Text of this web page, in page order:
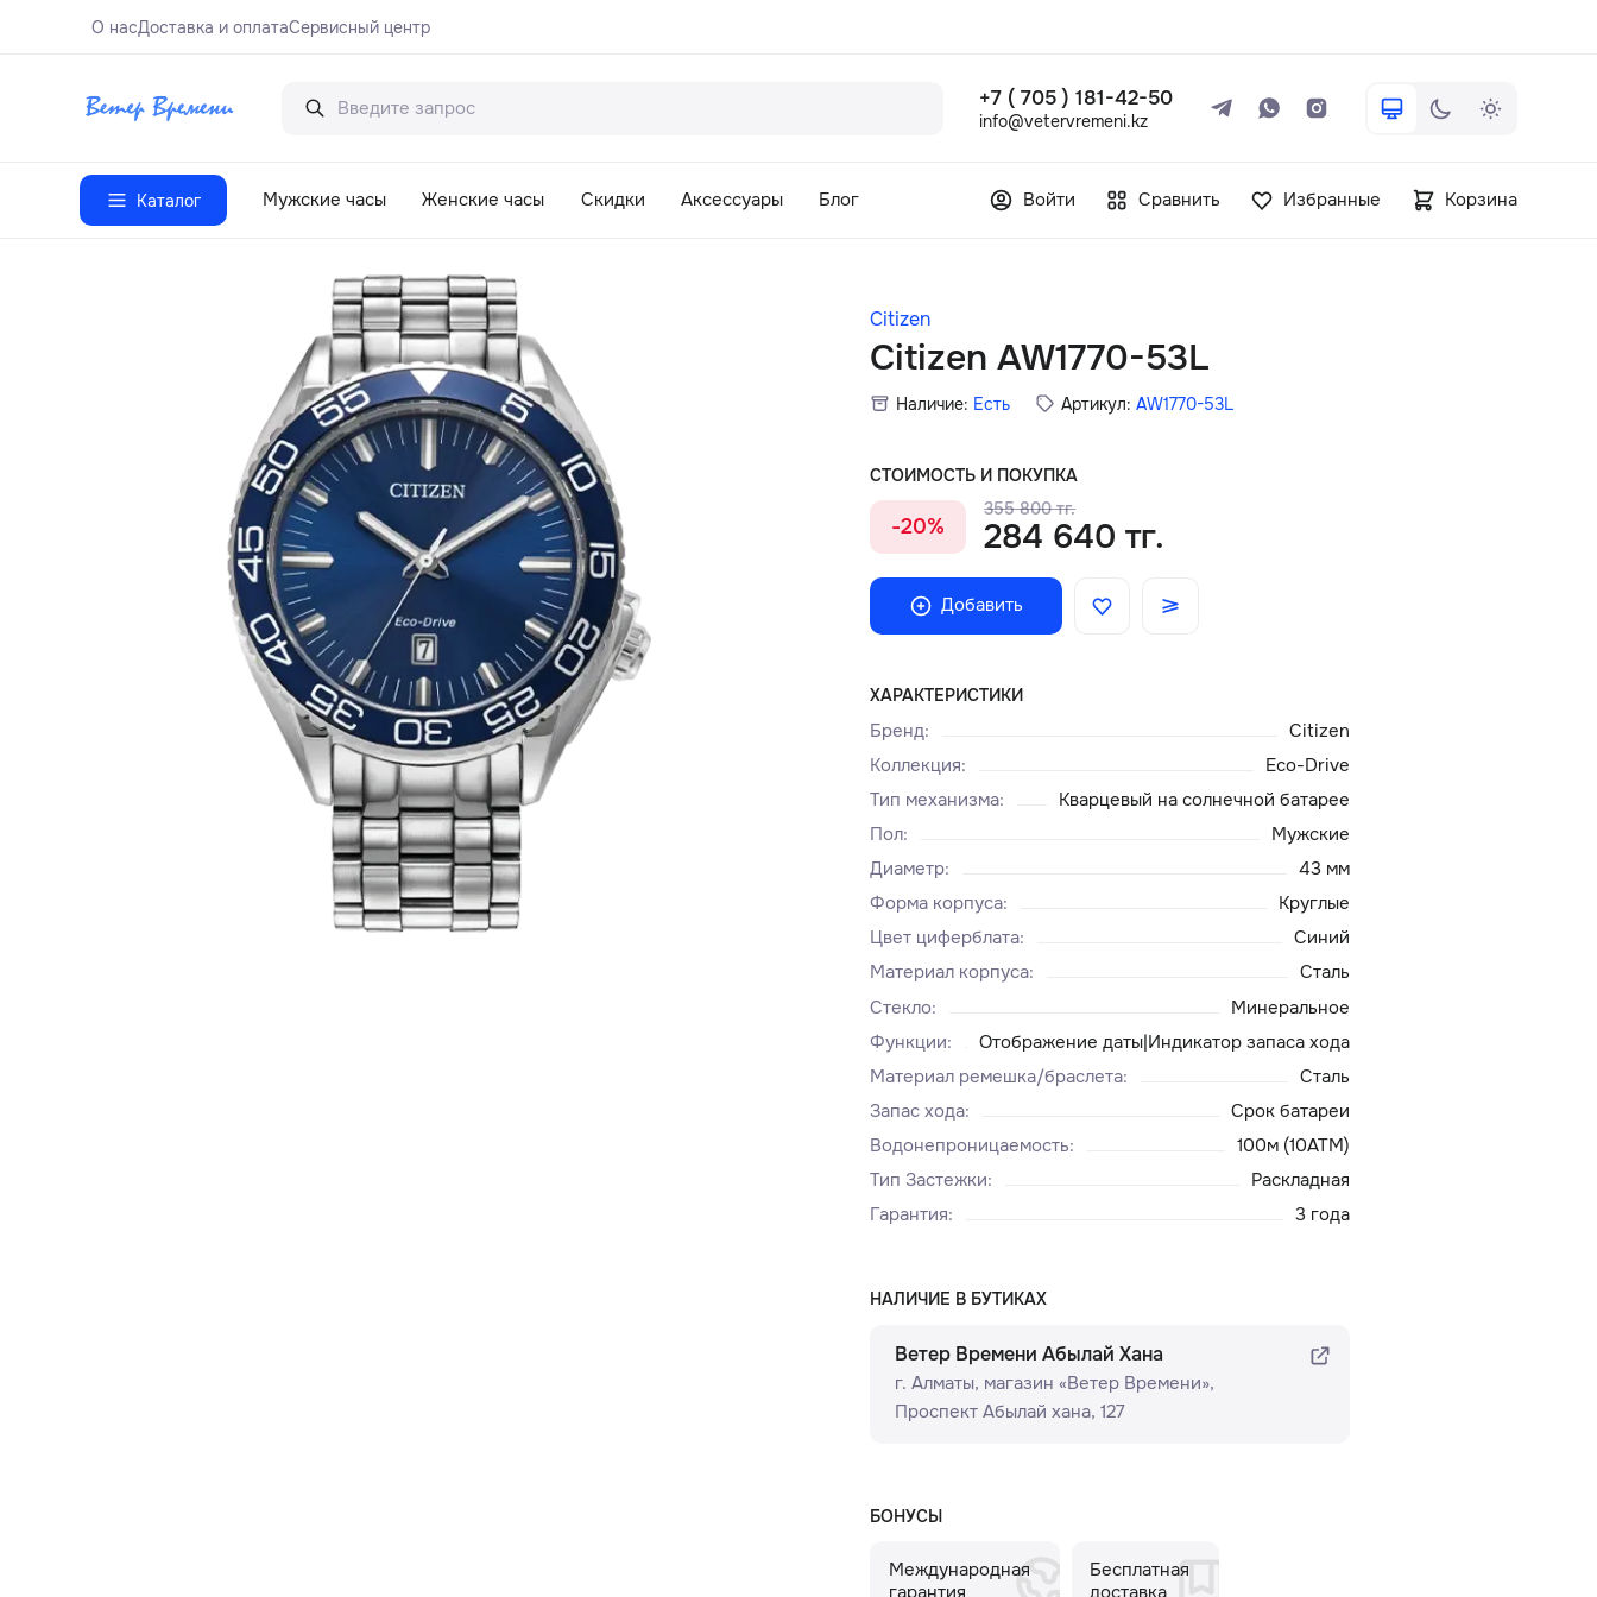
О насДоставка и оплатаСервисный центр
+7 ( 705 ) 181-42-50
info@vetervremeni.kz
Каталог Мужские часы Женские часы Скидки Аксессуары Блог Войти Сравнить Избранные Корзина
Citizen
Citizen AW1770-53L
Наличие: Есть Артикул: AW1770-53L
СТОИМОСТЬ И ПОКУПКА
-20%
355 800 тг.
284 640 тг.
Добавить
ХАРАКТЕРИСТИКИ
Бренд:
Citizen
Коллекция:
Eco-Drive
Тип механизма:
Кварцевый на солнечной батарее
Пол:
Мужские
Диаметр:
43 мм
Форма корпуса:
Круглые
Цвет циферблата:
Синий
Материал корпуса:
Сталь
Стекло:
Минеральное
Функции:
Отображение даты|Индикатор запаса хода
Материал ремешка/браслета:
Сталь
Запас хода:
Срок батареи
Водонепроницаемость:
100м (10ATM)
Тип Застежки:
Раскладная
Гарантия: 3 года
НАЛИЧИЕ В БУТИКАХ
Ветер Времени Абылай Хана
г. Алматы, ​магазин «Ветер Времени»​,
Проспект Абылай хана, 127
БОНУСЫ
Международная
Бесплатная
+7 ( 705 ) 181-42-50
Каталог
О нас
Доставка и оплата
Сервисный центр